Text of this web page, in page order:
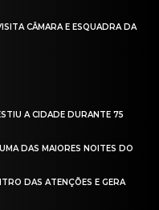
CÂMARA E ESQUADRA DA
A CIDADE DURANTE 75
DAS MAIORES NOITES DO
DAS ATENÇÕES E GERA